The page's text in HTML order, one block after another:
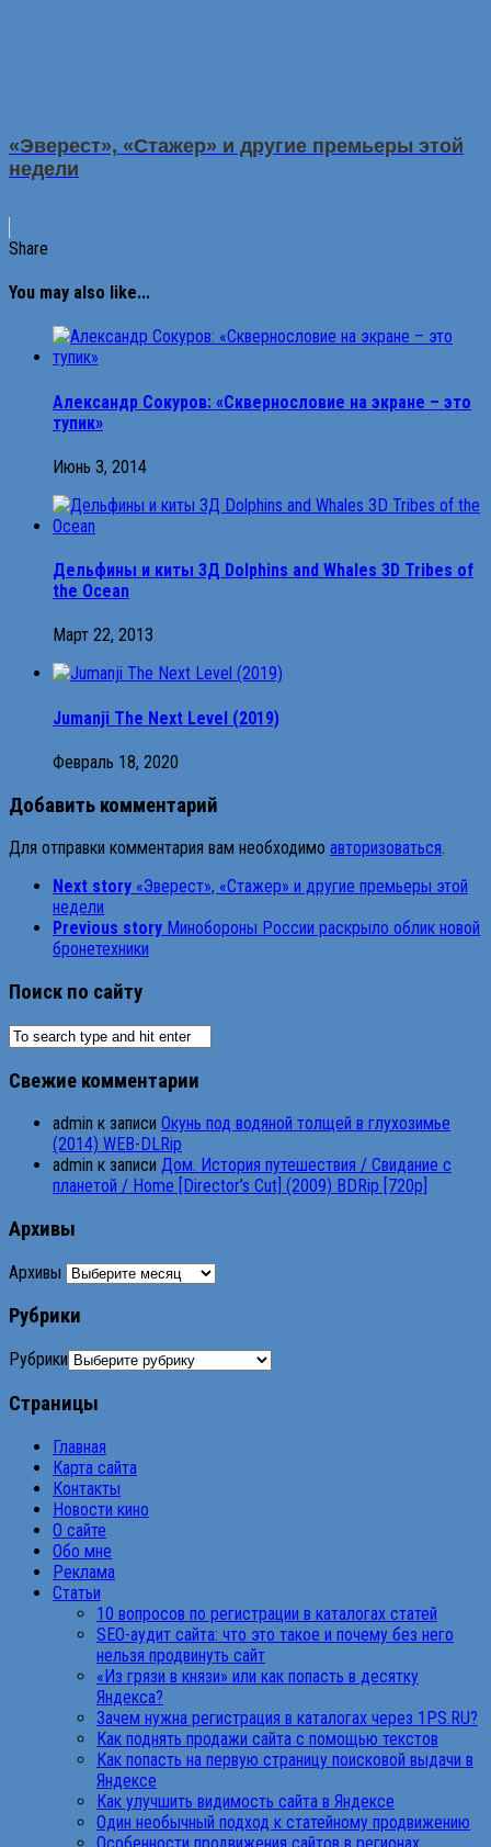
«Эверест», «Стажер» и другие премьеры этой
недели
Share
You may also like...
Александр Сокуров: «Сквернословие на экране – это
тупик»
Июнь 3, 2014
Дельфины и киты 3Д Dolphins and Whales 3D Tribes of
the Ocean
Март 22, 2013
Jumanji The Next Level (2019)
Февраль 18, 2020
Добавить комментарий
Для отправки комментария вам необходимо авторизоваться.
Next story «Эверест», «Стажер» и другие премьеры этой
недели
Previous story Минобороны России раскрыло облик новой
бронетехники
Поиск по сайту
Свежие комментарии
admin к записи Окунь под водяной толщей в глухозимье
(2014) WEB-DLRip
admin к записи Дом. История путешествия / Свидание с
планетой / Home [Director’s Cut] (2009) BDRip [720p]
Архивы
Архивы
Рубрики
Рубрики
Страницы
Главная
Карта сайта
Контакты
Новости кино
О сайте
Обо мне
Реклама
Статьи
10 вопросов по регистрации в каталогах статей
SEO-аудит сайта: что это такое и почему без него
нельзя продвинуть сайт
«Из грязи в князи» или как попасть в десятку
Яндекса?
Зачем нужна регистрация в каталогах через 1PS.RU?
Как поднять продажи сайта с помощью текстов
Как попасть на первую страницу поисковой выдачи в
Яндексе
Как улучшить видимость сайта в Яндексе
Один необычный подход к статейному продвижению
Особенности продвижения сайтов в регионах